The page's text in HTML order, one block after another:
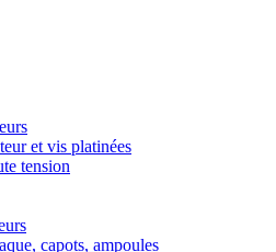
et vis platinées
tension
capots, ampoules